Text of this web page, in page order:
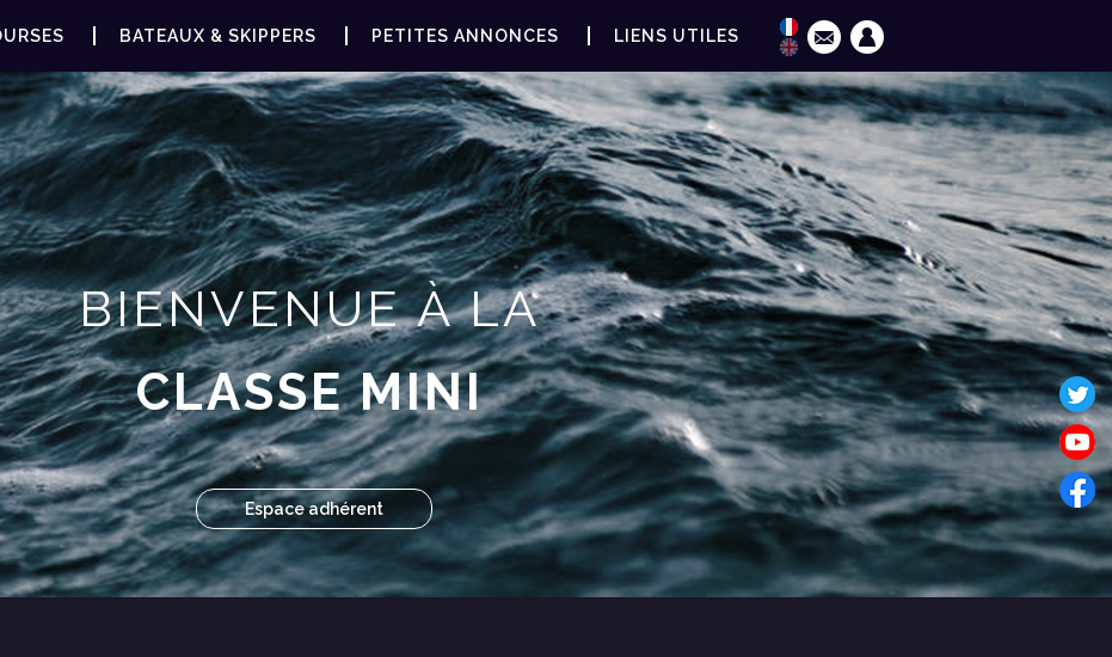
BATEAUX & SKIPPERS PETITES ANNONCES LIENS UTILES
BIENVENUE À LA
CLASSE MINI
Espace adhérent